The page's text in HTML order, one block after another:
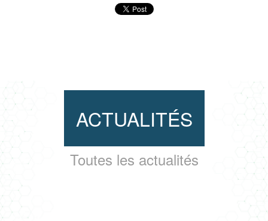
ACTUALITÉS
Toutes les actualités